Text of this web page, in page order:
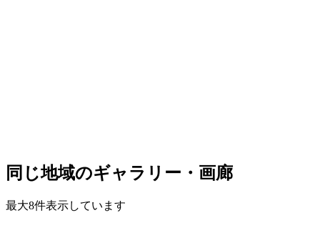
同じ地域のギャラリー・画廊
最大8件表示しています